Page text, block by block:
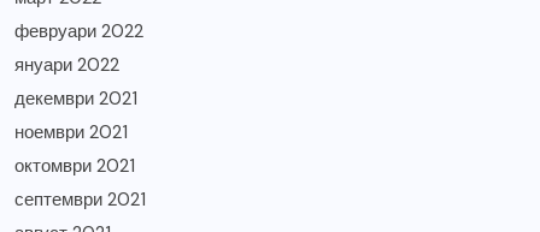
февруари 2022
януари 2022
декември 2021
ноември 2021
октомври 2021
септември 2021